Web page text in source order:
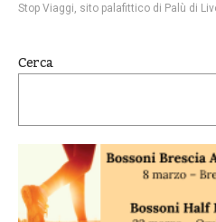
Stop Viaggi sito palafittico di Palù di
Cerca